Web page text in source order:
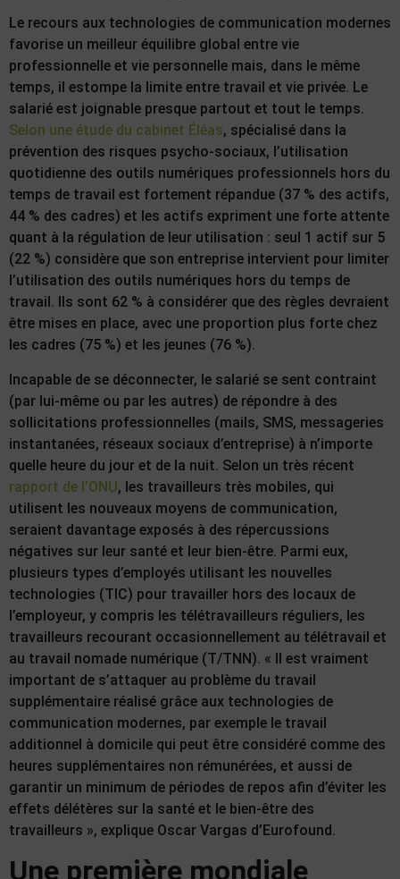
Le recours aux technologies de communication modernes
favorise un meilleur équilibre global entre vie
professionnelle et vie personnelle mais, dans le même
temps, il estompe la limite entre travail et vie privée. Le
salarié est joignable presque partout et tout le temps.
Selon une étude du cabinet Éléas, spécialisé dans la
prévention des risques psycho-sociaux, l’utilisation
quotidienne des outils numériques professionnels hors du
temps de travail est fortement répandue (37 % des actifs,
44 % des cadres) et les actifs expriment une forte attente
quant à la régulation de leur utilisation : seul 1 actif sur 5
(22 %) considère que son entreprise intervient pour limiter
l’utilisation des outils numériques hors du temps de
travail. Ils sont 62 % à considérer que des règles devraient
être mises en place, avec une proportion plus forte chez
les cadres (75 %) et les jeunes (76 %).
Incapable de se déconnecter, le salarié se sent contraint
(par lui-même ou par les autres) de répondre à des
sollicitations professionnelles (mails, SMS, messageries
instantanées, réseaux sociaux d’entreprise) à n’importe
quelle heure du jour et de la nuit. Selon un très récent
rapport de l’ONU, les travailleurs très mobiles, qui
utilisent les nouveaux moyens de communication,
seraient davantage exposés à des répercussions
négatives sur leur santé et leur bien-être. Parmi eux,
plusieurs types d’employés utilisant les nouvelles
technologies (TIC) pour travailler hors des locaux de
l’employeur, y compris les télétravailleurs réguliers, les
travailleurs recourant occasionnellement au télétravail et
au travail nomade numérique (T/TNN). « Il est vraiment
important de s’attaquer au problème du travail
supplémentaire réalisé grâce aux technologies de
communication modernes, par exemple le travail
additionnel à domicile qui peut être considéré comme des
heures supplémentaires non rémunérées, et aussi de
garantir un minimum de périodes de repos afin d’éviter les
effets délétères sur la santé et le bien-être des
travailleurs », explique Oscar Vargas d’Eurofound.
Une première mondiale